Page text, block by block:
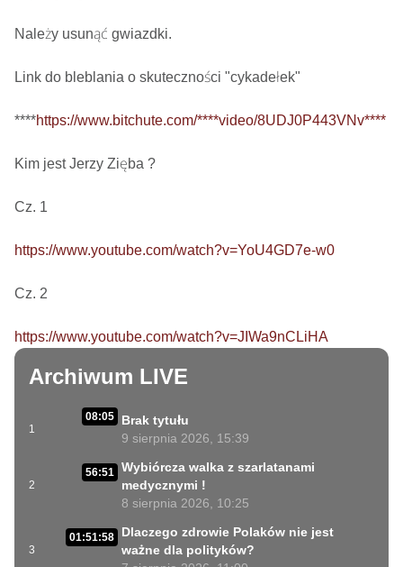
Należy usunąć gwiazdki.
Link do bleblania o skuteczności "cykadełek"
****https://www.bitchute.com/****video/8UDJ0P443VNv****
Kim jest Jerzy Zięba ?
Cz. 1
https://www.youtube.com/watch?v=YoU4GD7e-w0
Cz. 2
https://www.youtube.com/watch?v=JIWa9nCLiHA
Archiwum LIVE
1
08:05
Brak tytułu
9 sierpnia 2026, 15:39
2
56:51 Wybiórcza walka z szarlatanami
medycznymi !
8 sierpnia 2026, 10:25
3
01:51:58
Dlaczego zdrowie Polaków nie jest
ważne dla polityków?